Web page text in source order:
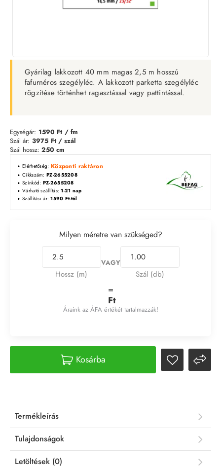
Gyárilag lakkozott 40 mm magas 2,5 m hosszú
fafurnéros szegélyléc. A lakkozott parketta szegélyléc
rögzítése történhet ragasztással vagy pattintással.
Egységár: 1590 Ft / fm
Szál ár: 3975 Ft / szál
Szál hossz: 250 cm
Elérhetőség: Központi raktáron
Cikkszám: PZ-2655208
Színkód: PZ-2655208
Várható szállítás: 1-21 nap
Szállítási ár: 1590 Ft-tól
Milyen méretre van szükséged?
Hossz (m)
VAGY
Szál (db)
=
Ft
Áraink az ÁFA értékét tartalmazzák!
Kosárba
Termékleírás
Tulajdonságok
Letöltések (0)